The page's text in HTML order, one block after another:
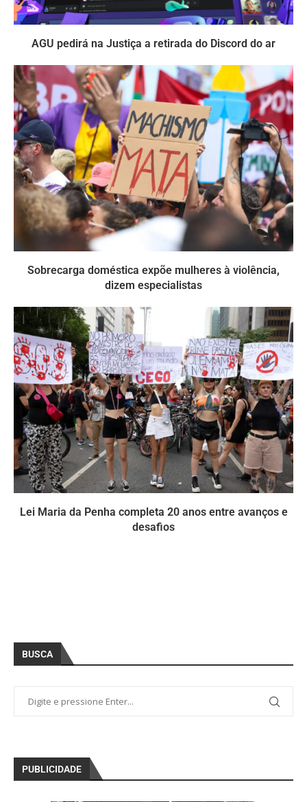
AGU pedirá na Justiça a retirada do Discord do ar
Sobrecarga doméstica expõe mulheres à violência,
dizem especialistas
Lei Maria da Penha completa 20 anos entre avanços e
desafios
BUSCA
PUBLICIDADE